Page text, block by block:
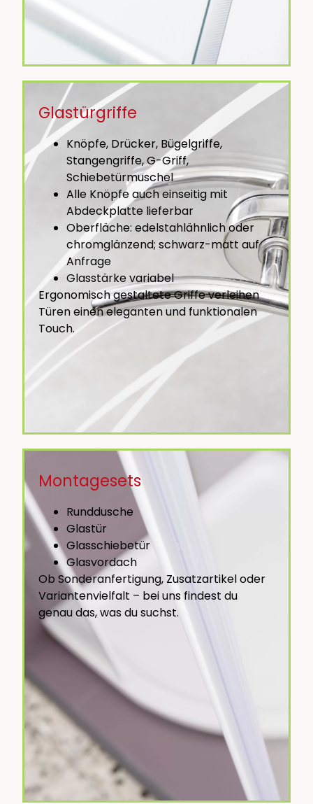
Glastürgriffe
Knöpfe, Drücker, Bügelgriffe,
Stangengriffe, G-Griff,
Schiebetürmuschel
Alle Knöpfe auch einseitig mit
Abdeckplatte lieferbar
Oberfläche: edelstahlähnlich oder
chromglänzend; schwarz-matt auf
Anfrage
Glasstärke variabel
Ergonomisch gestaltete Griffe verleihen
Türen einen eleganten und funktionalen
Touch.
Montagesets
Runddusche
Glastür
Glasschiebetür
Glasvordach
Ob Sonderanfertigung, Zusatzartikel oder
Variantenvielfalt – bei uns findest du
genau das, was du suchst.